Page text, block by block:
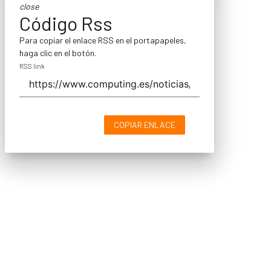
close
Código Rss
Para copiar el enlace RSS en el portapapeles,
haga clic en el botón.
RSS link
COPIAR ENLACE